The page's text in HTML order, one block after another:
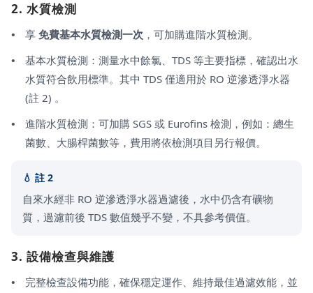
2. 水質檢測
享 免費基本水質檢測一次 ，可加購進階水質檢測。
基本水質檢測：測量水中餘氯、TDS 等主要指標，確認出水
水質符合飲用標準。其中 TDS 僅適用於 RO 逆滲透淨水器
(註 2) 。
進階水質檢測：可加購 SGS 或 Eurofins 檢測，例如：總生
菌數、大腸桿菌數等，費用將依檢測項目另行報價。
註 2
自來水經非 RO 逆滲透淨水器過濾後，水中仍含有礦物
質，過濾前後 TDS 數值幾乎不變，不具參考價值。
3. 設備檢查與維護
完整檢查設備功能，確保穩定運作、維持最佳過濾效能，並